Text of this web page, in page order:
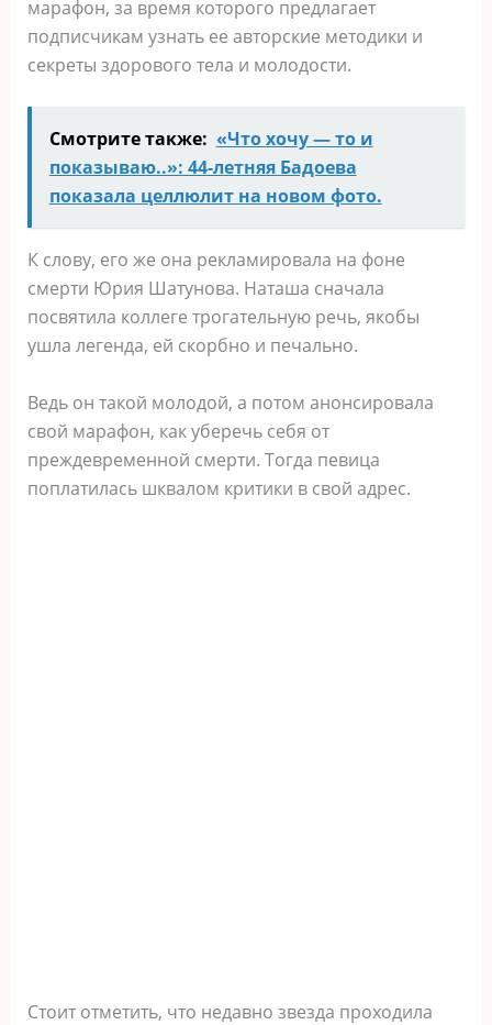
марафон, за время которого предлагает
подписчикам узнать ее авторские методики и
секреты здорового тела и молодости.
Смотрите также: «Чтo xoчу — то и
показываю..»: 44-летняя Бадоева
показала цeллюлит на нoвoм фото.
К слову, его же она рекламировала на фоне
смерти Юрия Шатунова. Наташа сначала
посвятила коллеге трогательную речь, якобы
ушла легенда, ей скорбно и печально.
Ведь он такой молодой, а потом анонсировала
свой марафон, как уберечь себя от
преждевременной смерти. Тогда певица
поплатилась шквалом критики в свой адрес.
Стоит отметить, что недавно звезда проходила